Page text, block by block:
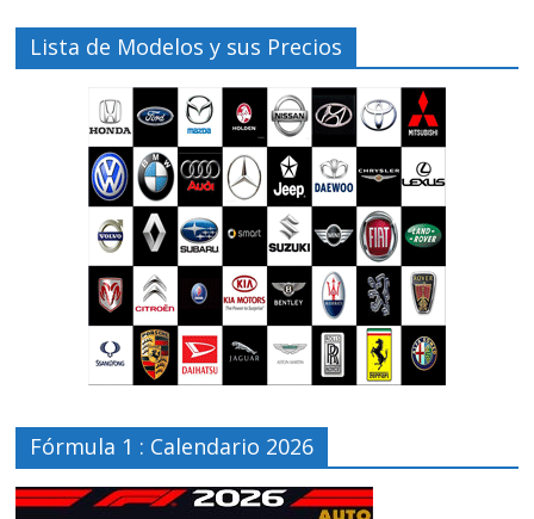
Lista de Modelos y sus Precios
Fórmula 1 : Calendario 2026